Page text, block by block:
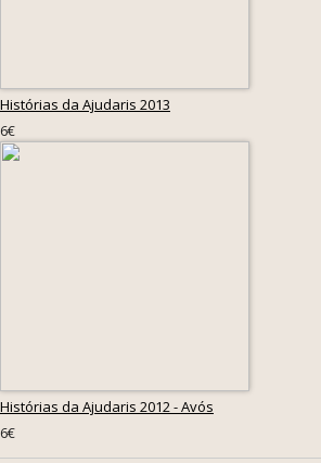
Histórias da Ajudaris 2013
6€
Histórias da Ajudaris 2012 - Avós
6€